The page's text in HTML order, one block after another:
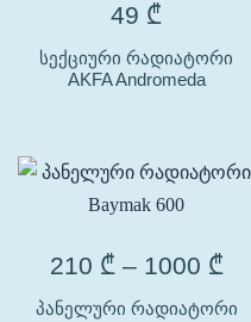
49 ₾
სექციური რადიატორი
AKFA Andromeda
210 ₾ – 1000 ₾
პანელური რადიატორი